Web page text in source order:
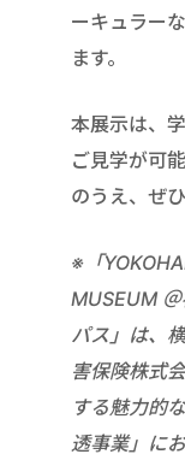
ーキュラー
ます。
本展示は、
ご見学が可
のうえ、ぜ
※「
MUSEUM
パス」は、
害保険株式
する魅力的
透事業」に